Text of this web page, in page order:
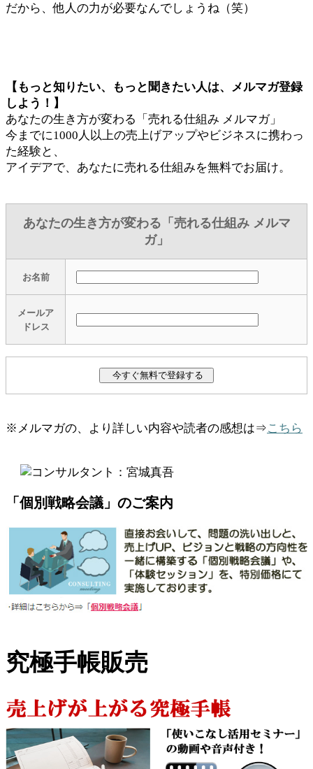
だから、他人の力が必要なんでしょうね（笑）
【もっと知りたい、もっと聞きたい人は、メルマガ登録
しよう！】
あなたの生き方が変わる「売れる仕組み メルマガ」
今までに1000人以上の売上げアップやビジネスに携わっ
た経験と、
アイデアで、あなたに売れる仕組みを無料でお届け。
あなたの生き方が変わる「売れる仕組み メルマ
ガ」
お名前
メールア
ドレス
※メルマガの、より詳しい内容や読者の感想は⇒こちら
「個別戦略会議」のご案内
究極手帳販売